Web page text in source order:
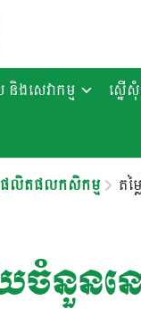
ងសេវាកម្ម ស្នើ
ៃផលិតផលកសិកម្ម តម្
នួននៅ